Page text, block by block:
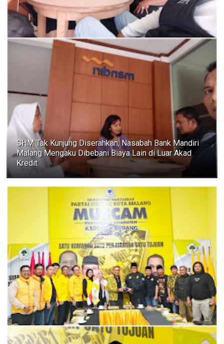
SHM Tak Kunjung Diserahkan, Nasabah Bank Mandiri
Malang Mengaku Dibebani Biaya Lain di Luar Akad
Kredit